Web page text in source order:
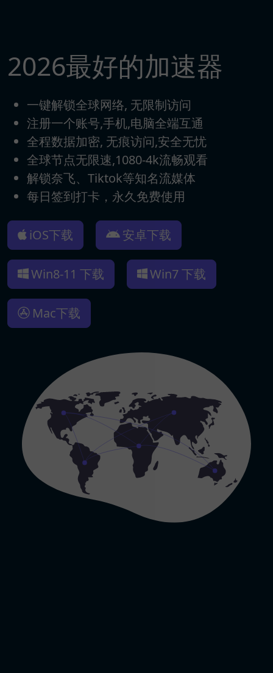
2026最好的加速器
一键解锁全球网络, 无限制访问
注册一个账号,手机,电脑全端互通
全程数据加密, 无痕访问,安全无忧
全球节点无限速,1080-4k流畅观看
解锁奈飞、Tiktok等知名流媒体
每日签到打卡，永久免费使用
iOS下载 安卓下载
Win8-11 下载 Win7 下载
Mac下载